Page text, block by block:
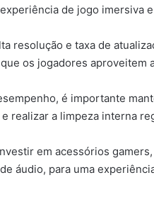
de jogo imersiva
resolução e taxa de
os jogadores aproveitem
é importante
realizar a limpeza interna
em acessórios
áudio, para uma